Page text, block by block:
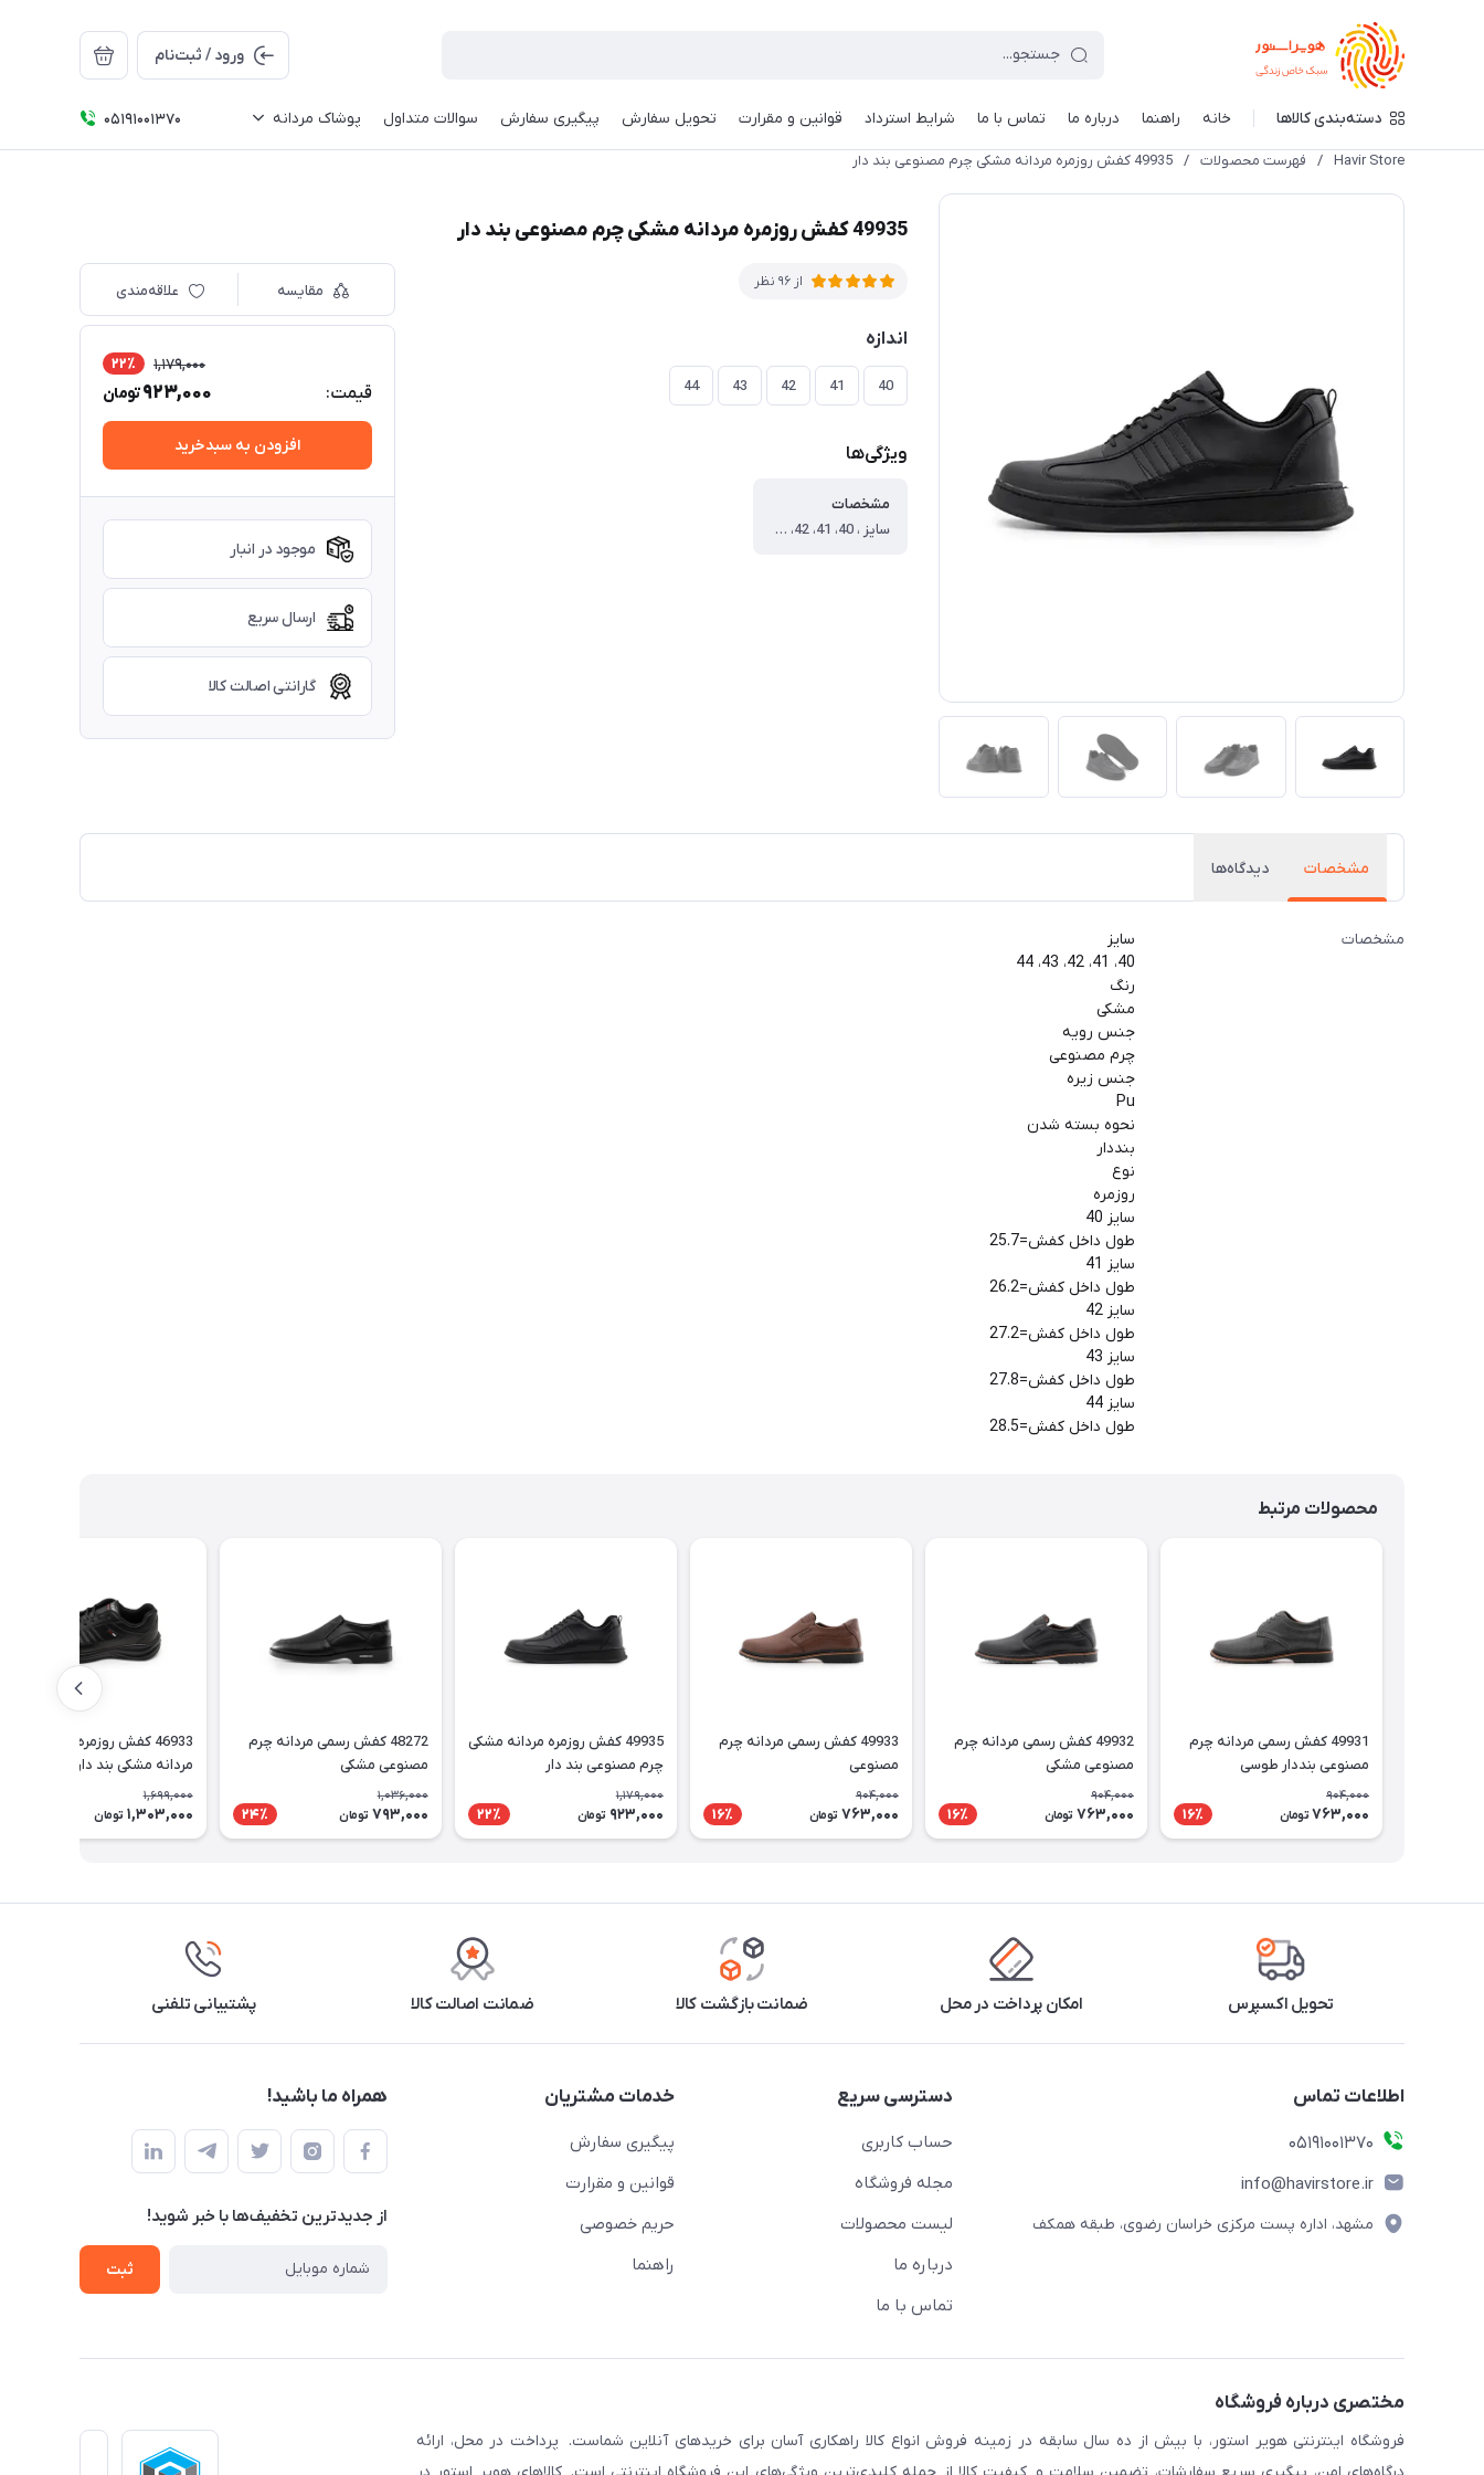
ورود / ثبت‌نام
دسته‌بندی کالاها خانه راهنما درباره ما تماس با ما شرایط استرداد قوانین و مقرارت تحویل سفارش پیگیری سفارش سوالات متداول پوشاک مردانه 05191001370
Havir Store
/ فهرست محصولات / 49935 کفش روزمره مردانه مشکی چرم مصنوعی بند دار
49935 کفش روزمره مردانه مشکی چرم مصنوعی بند دار
از 96 نظر
اندازه
40
41
42
43
44
ویژگی‌ها
مشخصات
سایز ، 40، 41، 42، 43، 44 ، رنگ ، مشکی ، جنس رویه ، چرم مصنوعی ، جنس زیره ، Pu ، نحوه بسته شدن ، بنددار ، نوع ، روزمره ، سایز 40 ، طول داخل کفش=25.7 ، سایز 41 ، طول داخل کفش=26.2 ، سایز 42 ، طول داخل کفش=27.2 ، سایز 43 ، طول داخل کفش=27.8 ، سایز 44 ، طول داخل کفش=28.5
مقایسه علاقه‌مندی
قیمت:
1,179,000 22٪
923,000تومان
افزودن به سبدخرید
موجود در انبار
ارسال سریع
گارانتی اصالت کالا
مشخصات دیدگاه‌ها
مشخصات
سایز
40، 41، 42، 43، 44
رنگ
مشکی
جنس رویه
چرم مصنوعی
جنس زیره
Pu
نحوه بسته شدن
بنددار
نوع
روزمره
سایز 40
طول داخل کفش=25.7
سایز 41
طول داخل کفش=26.2
سایز 42
طول داخل کفش=27.2
سایز 43
طول داخل کفش=27.8
سایز 44
طول داخل کفش=28.5
محصولات مرتبط
49931 کفش رسمی مردانه چرم
مصنوعی بنددار طوسی
904,000
763,000 تومان 16٪
49932 کفش رسمی مردانه چرم
مصنوعی مشکی
904,000
763,000 تومان 16٪
49933 کفش رسمی مردانه چرم
مصنوعی
904,000
763,000 تومان 16٪
49935 کفش روزمره مردانه مشکی
چرم مصنوعی بند دار
1,179,000
923,000 تومان 22٪
48272 کفش رسمی مردانه چرم
مصنوعی مشکی
1,036,000
793,000 تومان 24٪
مردانه مشکی بند دار
1,699,000
1,303,000 تومان
تحویل اکسپرس امکان پرداخت در محل ضمانت بازگشت کالا ضمانت اصالت کالا پشتیبانی تلفنی
اطلاعات تماس
05191001370
info@havirstore.ir
مشهد، اداره پست مرکزی خراسان رضوی، طبقه همکف
دسترسی سریع
حساب کاربری
مجله فروشگاه
لیست محصولات
درباره ما
تماس با ما
خدمات مشتریان
پیگیری سفارش
قوانین و مقرارت
حریم خصوصی
راهنما
همراه ما باشید!
از جدید‌ترین تخفیف‌ها با‌ خبر شوید!
ثبت
مختصری درباره فروشگاه
فروشگاه اینترنتی هویر استور، با بیش از ده سال سابقه در زمینه فروش انواع کالا راهکاری آسان برای خریدهای آنلاین شماست. پرداخت در محل، ارائه